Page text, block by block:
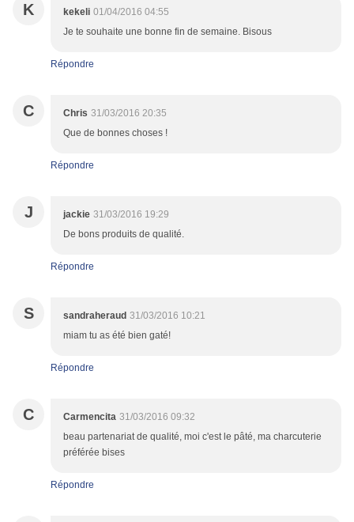
K kekeli 01/04/2016 04:55
Je te souhaite une bonne fin de semaine. Bisous
Répondre
C Chris 31/03/2016 20:35
Que de bonnes choses !
Répondre
J jackie 31/03/2016 19:29
De bons produits de qualité.
Répondre
S sandraheraud 31/03/2016 10:21
miam tu as été bien gaté!
Répondre
C Carmencita 31/03/2016 09:32
beau partenariat de qualité, moi c'est le pâté, ma charcuterie
préférée bises
Répondre